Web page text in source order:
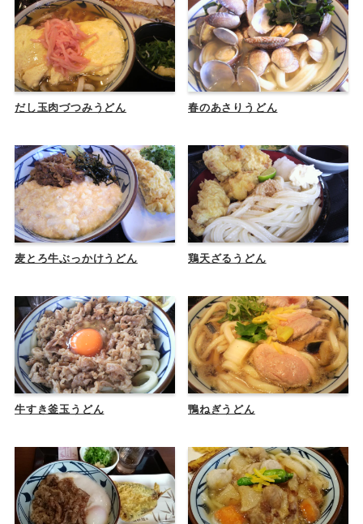
だし玉肉づつみうどん 春のあさりうどん
麦とろ牛ぶっかけうどん 鶏天ざるうどん
牛すき釜玉うどん 鴨ねぎうどん